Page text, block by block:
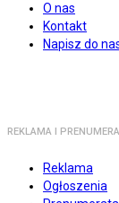
O nas
Kontakt
Napisz do
REKLAMA I
Reklama
Ogłoszenia